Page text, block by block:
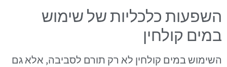
השפעות כלכליות של שימוש
במים קולחין
השימוש במים קולחין לא רק תורם לסביבה, אלא גם